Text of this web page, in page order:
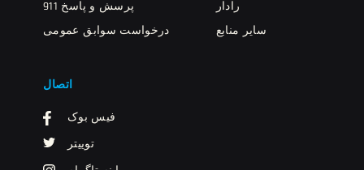
911 پرسش و پاسخ
درخواست سوابق عمومی
رادار
سایر منابع
اتصال
فیس بوک
توییتر